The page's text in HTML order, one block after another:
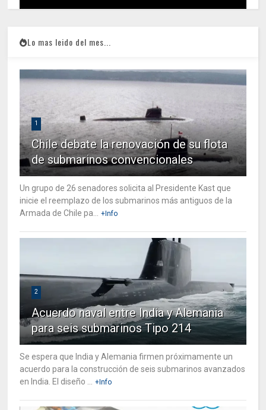
Lo mas leido del mes...
1
Chile debate la renovación de su flota
de submarinos convencionales
Un grupo de 26 senadores solicita al Presidente Kast que
inicie el reemplazo de los submarinos más antiguos de la
Armada de Chile pa...
+Info
2
Acuerdo naval entre India y Alemania
para seis submarinos Tipo 214
Se espera que India y Alemania firmen próximamente un
acuerdo para la construcción de seis submarinos avanzados
en India. El diseño ...
+Info